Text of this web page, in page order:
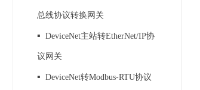
总线协议转换网关
▪ DeviceNet主站转EtherNet/IP协
议网关
▪ DeviceNet转Modbus-RTU协议